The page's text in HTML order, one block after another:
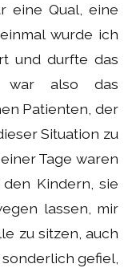
eine Qual, eine
wurde ich
und durfte das
war also das
Patienten, der
Situation zu
Tage waren
Kindern, sie
lassen, mir
zu sitzen, auch
gefiel,